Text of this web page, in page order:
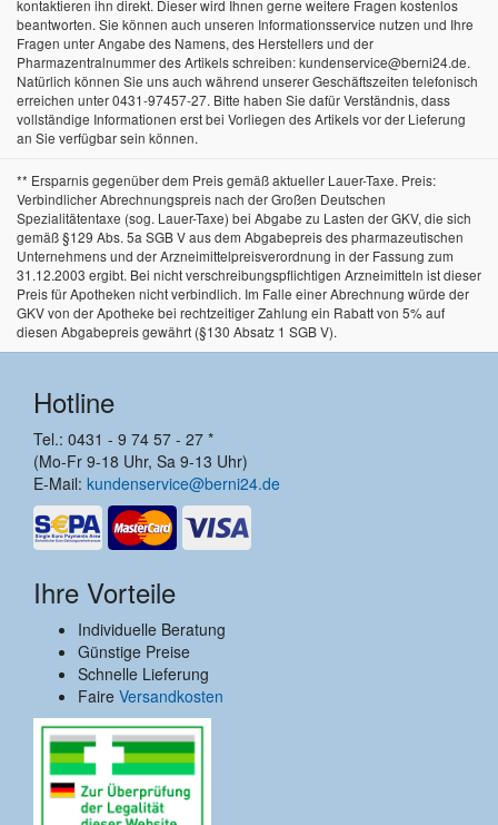
kontaktieren ihn direkt. Dieser wird Ihnen gerne weitere Fragen kostenlos
beantworten. Sie können auch unseren Informationsservice nutzen und Ihre
Fragen unter Angabe des Namens, des Herstellers und der
Pharmazentralnummer des Artikels schreiben: kundenservice@berni24.de.
Natürlich können Sie uns auch während unserer Geschäftszeiten telefonisch
erreichen unter 0431-97457-27. Bitte haben Sie dafür Verständnis, dass
vollständige Informationen erst bei Vorliegen des Artikels vor der Lieferung
an Sie verfügbar sein können.
** Ersparnis gegenüber dem Preis gemäß aktueller Lauer-Taxe. Preis:
Verbindlicher Abrechnungspreis nach der Großen Deutschen
Spezialitätentaxe (sog. Lauer-Taxe) bei Abgabe zu Lasten der GKV, die sich
gemäß §129 Abs. 5a SGB V aus dem Abgabepreis des pharmazeutischen
Unternehmens und der Arzneimittelpreisverordnung in der Fassung zum
31.12.2003 ergibt. Bei nicht verschreibungspflichtigen Arzneimitteln ist dieser
Preis für Apotheken nicht verbindlich. Im Falle einer Abrechnung würde der
GKV von der Apotheke bei rechtzeitiger Zahlung ein Rabatt von 5% auf
diesen Abgabepreis gewährt (§130 Absatz 1 SGB V).
Hotline
Tel.: 0431 - 9 74 57 - 27 *
(Mo-Fr 9-18 Uhr, Sa 9-13 Uhr)
E-Mail: kundenservice@berni24.de
Ihre Vorteile
Individuelle Beratung
Günstige Preise
Schnelle Lieferung
Faire Versandkosten